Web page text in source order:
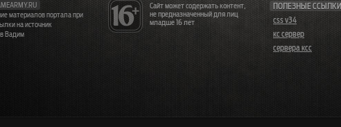
Сайт может содержать контент,
не предназначенный для лиц
младше 16 лет
ПОЛЕЗНЫЕ ССЫЛКИ
css v34
кс сервер
сервера ксс
материалов портала при
на источник
Вадим